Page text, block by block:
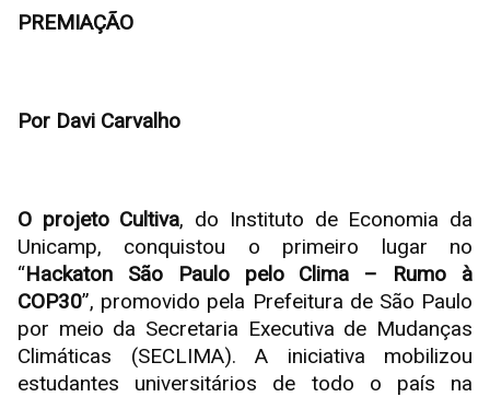
PREMIAÇÃO
Por Davi Carvalho
O projeto Cultiva, do Instituto de Economia da
Unicamp, conquistou o primeiro lugar no
“Hackaton São Paulo pelo Clima – Rumo à
COP30”, promovido pela Prefeitura de São Paulo
por meio da Secretaria Executiva de Mudanças
Climáticas (SECLIMA). A iniciativa mobilizou
estudantes universitários de todo o país na